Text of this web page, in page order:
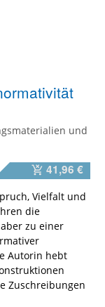
und
41,96 €
Vielfalt und
die
zu einer
Autorin hebt
Zuschreibungen